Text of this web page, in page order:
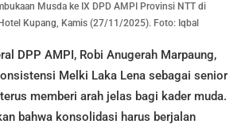
Musda ke IX DPD AMPI Provinsi NTT di
Kupang, Kamis (27/11/2025). Foto: Iqbal
DPP AMPI, Robi Anugerah Marpaung,
Melki Laka Lena sebagai senior
memberi arah jelas bagi kader muda.
bahwa konsolidasi harus berjalan